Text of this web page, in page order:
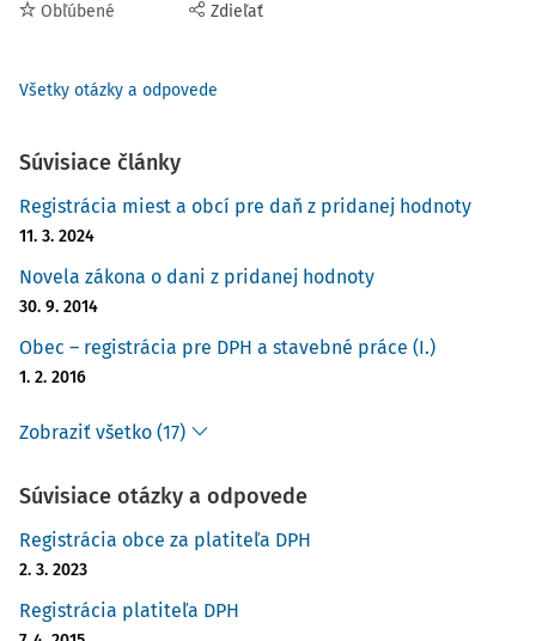
Obľúbené Zdieľať
Všetky otázky a odpovede
Súvisiace články
Registrácia miest a obcí pre daň z pridanej hodnoty
11. 3. 2024
Novela zákona o dani z pridanej hodnoty
30. 9. 2014
Obec – registrácia pre DPH a stavebné práce (I.)
1. 2. 2016
Zobraziť všetko (17)
Súvisiace otázky a odpovede
Registrácia obce za platiteľa DPH
2. 3. 2023
Registrácia platiteľa DPH